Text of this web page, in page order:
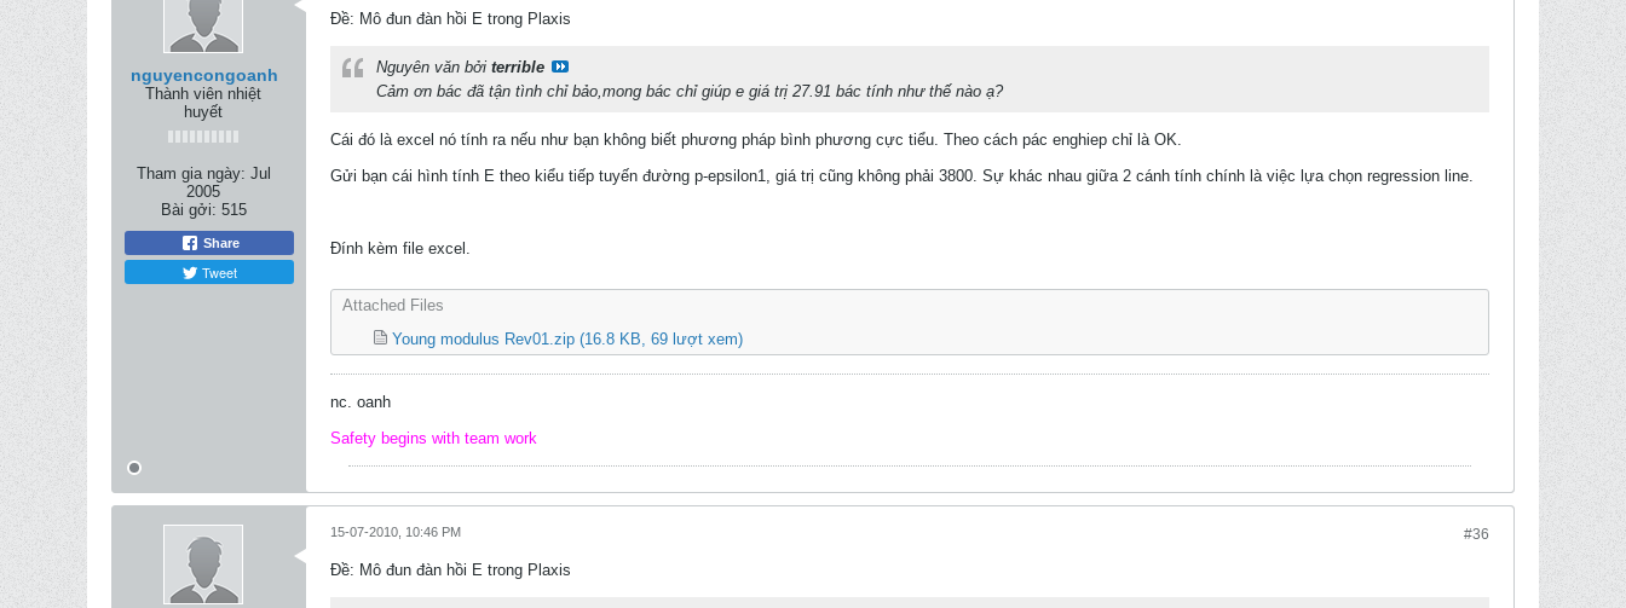
nguyencongoanh
Thành viên nhiệt
huyết
Tham gia ngày: Jul
2005
Bài gởi: 515
Share
Tweet
Ðề: Mô đun đàn hồi E trong Plaxis
Nguyên văn bởi terrible
Cảm ơn bác đã tận tình chỉ bảo,mong bác chỉ giúp e giá trị 27.91 bác tính như thế nào ạ?
Cái đó là excel nó tính ra nếu như bạn không biết phương pháp bình phương cực tiểu. Theo cách pác enghiep chỉ là OK.
Gửi bạn cái hình tính E theo kiểu tiếp tuyến đường p-epsilon1, giá trị cũng không phải 3800. Sự khác nhau giữa 2 cánh tính chính là việc lựa chọn regression line.
Đính kèm file excel.
Attached Files
Young modulus Rev01.zip (16.8 KB, 69 lượt xem)
nc. oanh
Safety begins with team work
#36
15-07-2010, 10:46 PM
Ðề: Mô đun đàn hồi E trong Plaxis